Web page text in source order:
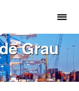
de
Grau